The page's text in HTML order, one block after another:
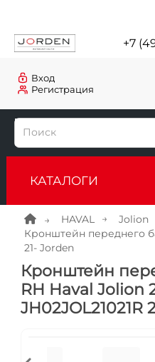
+7
Регистрация
Вход
КАТАЛОГИ
HAVAL Jolion
Кронштейн переднего
21- Jorden
Кронштейн
RH Haval Jolion
JH02JOL21021R